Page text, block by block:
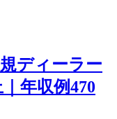
ディーラー
年収例470